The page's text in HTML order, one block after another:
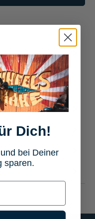
neuester Jethelm
homologierten
Dich!
bei Deiner
sparen.